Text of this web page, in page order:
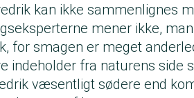
kan ikke sammenlignes
mener ikke,
for smagen er meget
indeholder fra naturens side
væsentligt sødere end